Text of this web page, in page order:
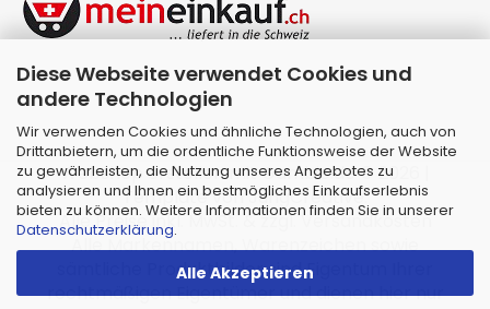
Diese Webseite verwendet Cookies und
andere Technologien
Wir verwenden Cookies und ähnliche Technologien, auch von
Drittanbietern, um die ordentliche Funktionsweise der Website
zu gewährleisten, die Nutzung unseres Angebotes zu
analysieren und Ihnen ein bestmögliches Einkaufserlebnis
bieten zu können. Weitere Informationen finden Sie in unserer
Datenschutzerklärung.
Alle Akzeptieren
Webshop erstellenmit Gambio.de © 2026 |
Template vonJungCreative.
Alle Preise inkl. MwSt. & zzgl. Versandkosten
Alle Markennamen, Warenzeichen sowie
sämtliche Produktbilder sind Eigentum Ihrer
rechtmäßigen Eigentümer und dienen hier nur